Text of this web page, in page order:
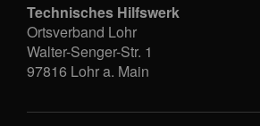
Technisches Hilfswerk
Ortsverband Lohr
Walter-Senger-Str. 1
97816 Lohr a. Main